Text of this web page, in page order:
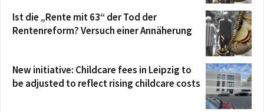
Ist die „Rente mit 63“ der Tod der
Rentenreform? Versuch einer Annäherung
New initiative: Childcare fees in Leipzig to
be adjusted to reflect rising childcare costs